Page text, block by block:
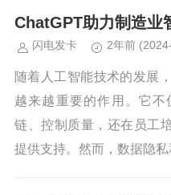
ChatGPT助力制造业
闪电发卡 2年前
随着人工智能技术的发展
越来越重要的作用。它
链、控制质量，还在员工
提供支持。然而，数据隐